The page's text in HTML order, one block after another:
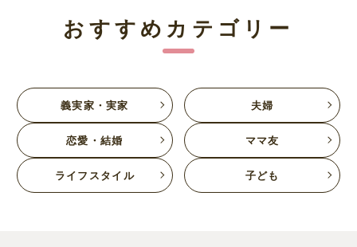
おすすめカテゴリー
義実家・実家 夫婦
恋愛・結婚 ママ友
ライフスタイル 子ども